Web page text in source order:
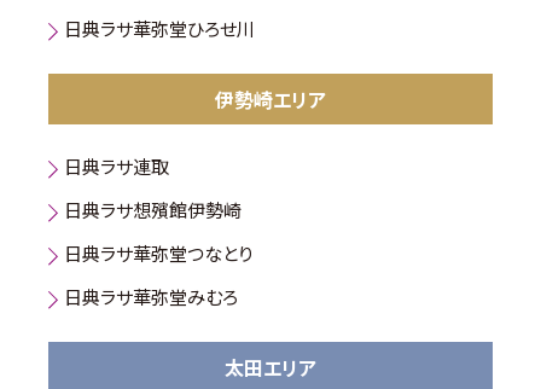
日典ラサ華弥堂ひろせ川
伊勢崎エリア
日典ラサ連取
日典ラサ想殯館伊勢崎
日典ラサ華弥堂つなとり
日典ラサ華弥堂みむろ
太田エリア